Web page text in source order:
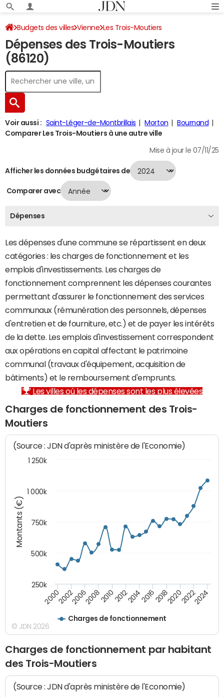
Budgets des villes Vienne Les Trois-Moutiers
Dépenses 2024
Dépenses des Trois-Moutiers
(86120)
Voir aussi : Saint-Léger-de-Montbrillais Morton
Bournand
Comparer Les Trois-Moutiers à une autre ville
Mise à jour le 07/11/25
Afficher les données budgétaires de
Comparer avec
Dépenses
Les dépenses d'une commune se répartissent en deux
catégories : les charges de fonctionnement et les
emplois d'investissements. Les charges de
fonctionnement comprennent les dépenses courantes
permettant d'assurer le fonctionnement des services
communaux (rémunération des personnels, dépenses
d'entretien et de fourniture, etc.) et de payer les intérêts
de la dette. Les emplois d'investissement correspondent
aux opérations en capital affectant le patrimoine
communal (travaux d'équipement, acquisition de
bâtiments) et le remboursement d'emprunts.
Les villes où les dépenses sont les plus élevées
Charges de fonctionnement des Trois-
Moutiers
Montants (€)
(Source : JDN d'après ministère de l'Economie)
Charges de fonctionnement
200020022006200820102012201420162018202020222024
1 000k
250k
500k
750k
1 250k
© JDN 2026
Charges de fonctionnement par habitant
des Trois-Moutiers
(Source : JDN d'après ministère de l'Economie)